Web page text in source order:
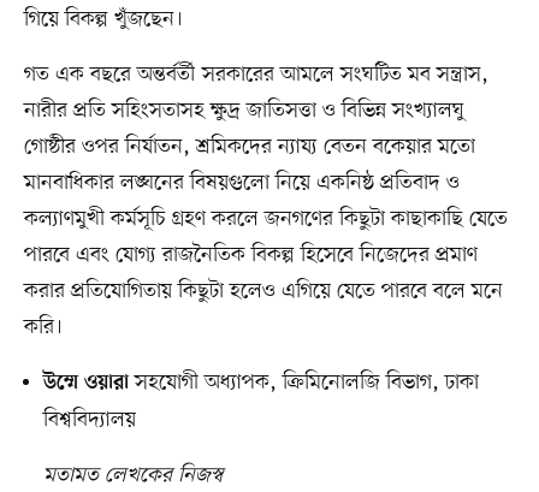
গিয়ে বিকল্প খুঁজছেন।
গত এক বছরে অন্তর্বর্তী সরকারের আমলে সংঘটিত মব সন্ত্রাস,
নারীর প্রতি সহিংসতাসহ ক্ষুদ্র জাতিসত্তা ও বিভিন্ন সংখ্যালঘু
গোষ্ঠীর ওপর নির্যাতন, শ্রমিকদের ন্যায্য বেতন বকেয়ার মতো
মানবাধিকার লঙ্ঘনের বিষয়গুলো নিয়ে একনিষ্ঠ প্রতিবাদ ও
কল্যাণমুখী কর্মসূচি গ্রহণ করলে জনগণের কিছুটা কাছাকাছি যেতে
পারবে এবং যোগ্য রাজনৈতিক বিকল্প হিসেবে নিজেদের প্রমাণ
করার প্রতিযোগিতায় কিছুটা হলেও এগিয়ে যেতে পারবে বলে মনে
করি।
উম্মে ওয়ারাসহযোগী অধ্যাপক, ক্রিমিনোলজি বিভাগ, ঢাকা
বিশ্ববিদ্যালয়
মতামত লেখকের নিজস্ব